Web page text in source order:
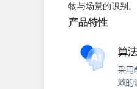
物与场景的识别。
产品特性